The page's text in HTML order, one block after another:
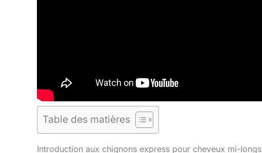
Table des matières
Introduction aux chignons express pour cheveux mi-longs